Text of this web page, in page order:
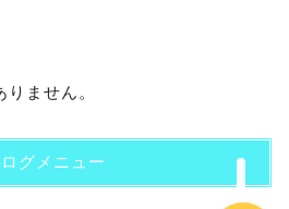
ません。
グメニュー
お問い合わせ